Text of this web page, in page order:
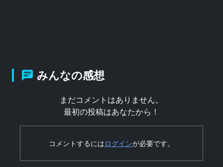
みんなの感想
まだコメントはありません。
最初の投稿はあなたから！
コメントするにはログインが必要です。